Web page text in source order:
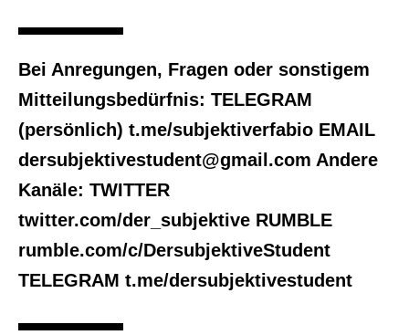
Bei Anregungen, Fragen oder sonstigem
Mitteilungsbedürfnis: TELEGRAM
(persönlich) t.me/subjektiverfabio EMAIL
dersubjektivestudent@gmail.com Andere
Kanäle: TWITTER
twitter.com/der_subjektive RUMBLE
rumble.com/c/DersubjektiveStudent
TELEGRAM t.me/dersubjektivestudent